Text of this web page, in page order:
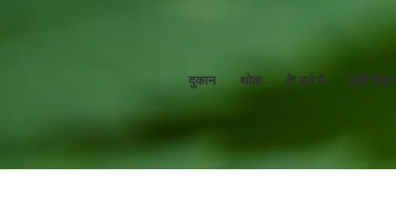
दुकान थोक के बारे में कृषि